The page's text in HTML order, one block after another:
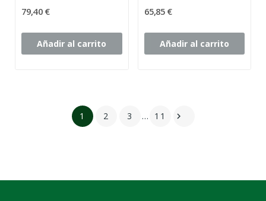
79,40 €
Añadir al carrito
65,85 €
Añadir al carrito
1 2 3 … 11 